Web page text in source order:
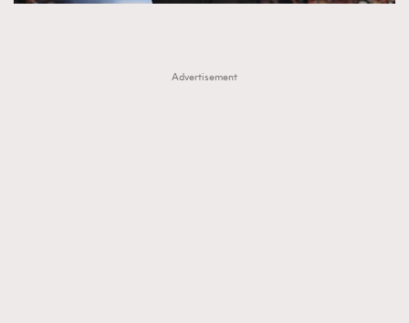
Advertisement